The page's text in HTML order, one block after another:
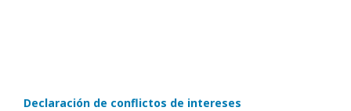
Declaración de conflictos de intereses